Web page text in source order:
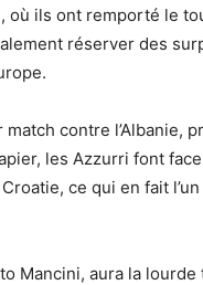
où ils ont remporté le
réserver des
contre l’Albanie,
les Azzurri font
ce qui en fait
Mancini, aura la lourde